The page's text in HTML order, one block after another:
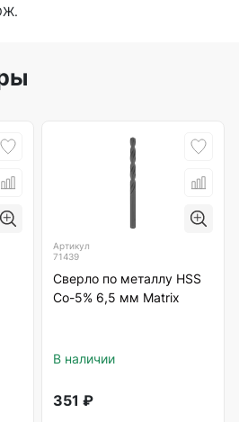
Артикул
71439
Сверло по металлу HSS
Со-5% 6,5 мм Matrix
В наличии
351 ₽